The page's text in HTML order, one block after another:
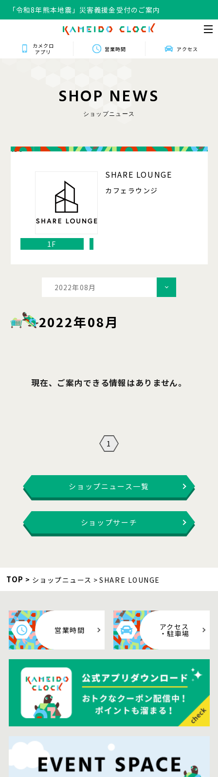
「令和8年熊本地震」災害義援金受付のご案内
カメクロ
アプリ
営業時間 アクセス
SHOP NEWS
ショップニュース
150
SHARE LOUNGE
カフェラウンジ
1F
2022年08月
2022年08月
現在、ご案内できる情報はありません。
1
ショップニュース一覧
ショップサーチ
TOP ショップニュース SHARE LOUNGE
営業時間 アクセス
・駐車場